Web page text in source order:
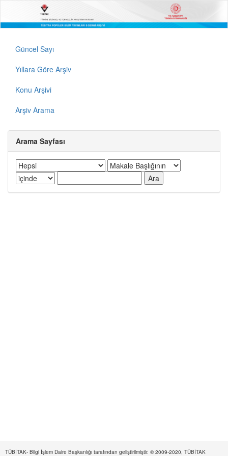
Güncel Sayı
Yıllara Göre Arşiv
Konu Arşivi
Arşiv Arama
Arama Sayfası
TÜBİTAK- Bilgi İşlem Daire Başkanlığı tarafından geliştirilmiştir. © 2009-2020, TÜBİTAK